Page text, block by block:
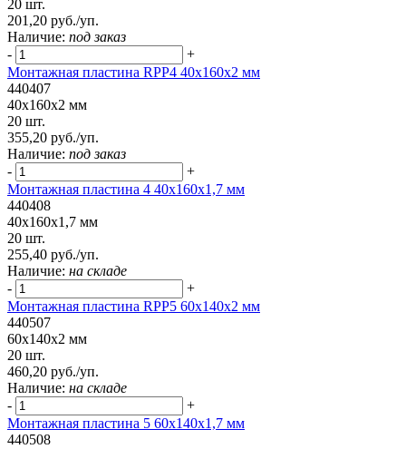
20 шт.
201,20 руб./уп.
Наличие: под заказ
-
+
Монтажная пластина RPP4 40x160x2 мм
440407
40x160x2 мм
20 шт.
355,20 руб./уп.
Наличие: под заказ
-
+
Монтажная пластина 4 40x160x1,7 мм
440408
40x160x1,7 мм
20 шт.
255,40 руб./уп.
Наличие: на складе
-
+
Монтажная пластина RPP5 60x140x2 мм
440507
60x140x2 мм
20 шт.
460,20 руб./уп.
Наличие: на складе
-
+
Монтажная пластина 5 60x140x1,7 мм
440508